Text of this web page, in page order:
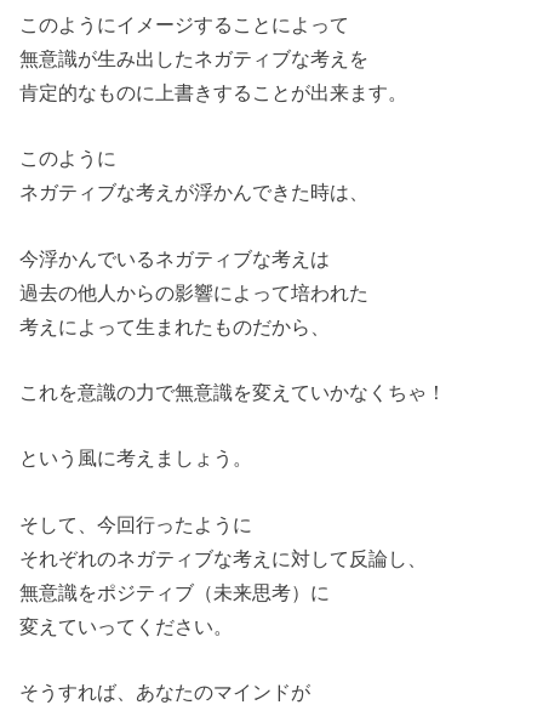
このようにイメージすることによって
無意識が生み出したネガティブな考えを
肯定的なものに上書きすることが出来ます。
このように
ネガティブな考えが浮かんできた時は、
今浮かんでいるネガティブな考えは
過去の他人からの影響によって培われた
考えによって生まれたものだから、
これを意識の力で無意識を変えていかなくちゃ！
という風に考えましょう。
そして、今回行ったように
それぞれのネガティブな考えに対して反論し、
無意識をポジティブ（未来思考）に
変えていってください。
そうすれば、あなたのマインドが